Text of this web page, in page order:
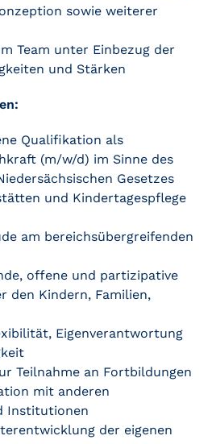
sowie weiterer
Team unter Einbezug der
und Stärken
Qualifikation als
(m/w/d) im Sinne des
Gesetzes
und Kindertagespflege
am bereichsübergreifenden
offene und partizipative
den Kindern, Familien,
Eigenverantwortung
Teilnahme an Fortbildungen
mit anderen
Institutionen
der eigenen